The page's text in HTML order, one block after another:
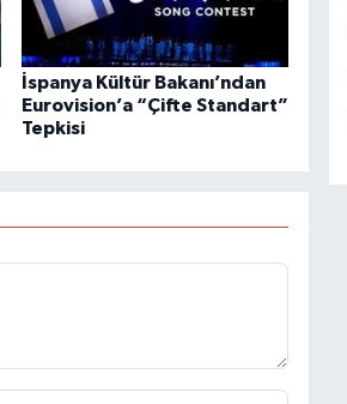
İspanya Kültür Bakanı’ndan
Eurovision’a “Çifte Standart”
Tepkisi